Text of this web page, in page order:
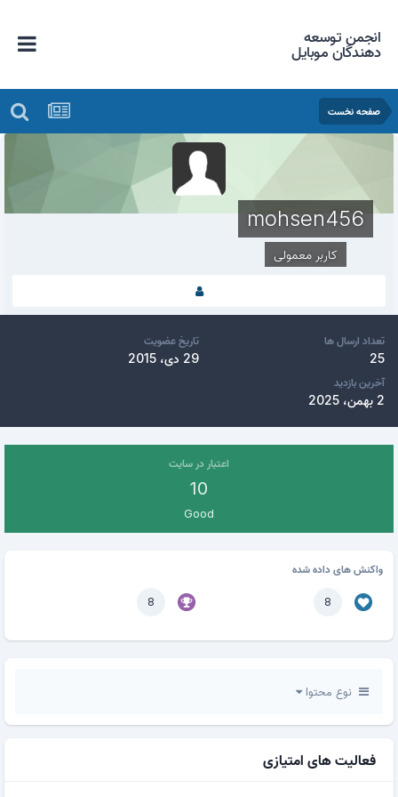
انجمن توسعه
دهندگان موبایل
صفحه نخست
mohsen456
کاربر معمولی
تعداد ارسال ها
25
تاریخ عضویت
29 دی، 2015
آخرین بازدید
2 بهمن، 2025
اعتبار در سایت
10
Good
واکنش های داده شده
8
8
نوع محتوا
فعالیت های امتیازی